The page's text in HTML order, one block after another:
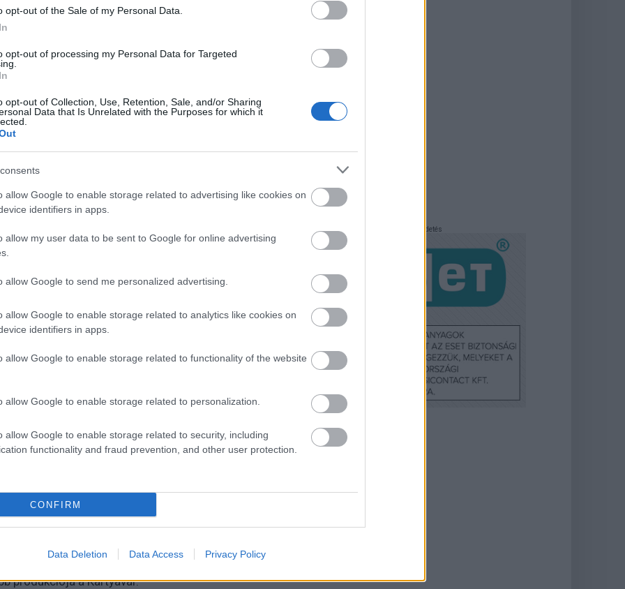
opt-out of the Sale of my Personal Data.
opt-out of processing my Personal Data for Targeted
opt-out of Collection, Use, Retention, Sale, and/or Sharing
Data that Is Unrelated with the Purposes for which it
allow Google to enable storage related to advertising like cookies on
identifiers in apps.
allow my user data to be sent to Google for online advertising
allow Google to send me personalized advertising.
allow Google to enable storage related to analytics like cookies on
identifiers in apps.
allow Google to enable storage related to functionality of the website
allow Google to enable storage related to personalization.
allow Google to enable storage related to security, including
functionality and fraud prevention, and other user protection.
CONFIRM
Data Deletion Data Access Privacy Policy
trendeket a fiatalok elvárásai (X)
is várnak.
#budapest
Tetszik
Netflix
első, mozikba is szánt nagyjátékfilme.
készülő folytatást már nemcsak a Netflix
Imax-mozi közönsége is láthatja majd.
előfizetői táborral rendelkezik. A cég saját
produkciója a Kártyavár.
Hirdetés